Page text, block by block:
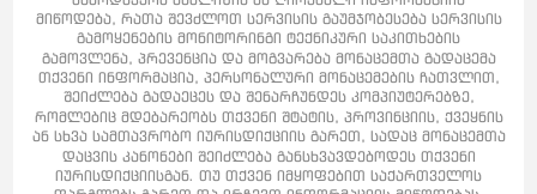
მიწოდება, რათა შევძლოთ სერვისის გაუმჯობესება სერვისის
გამოყენების მონიტორინგი ტექნიკური საკითხების
გამოვლენა, პრევენცია და მოგვარება მონაცემთა გადაცემა
თქვენი ინფორმაცია, პერსონალური მონაცემების ჩათვლით,
შეიძლება გადაეცეს და შენარჩუნდეს კომპიუტერებზე,
რომლებიც მდებარეობს თქვენი შტატის, პროვინციის, ქვეყნის
ან სხვა სამთავრობო იურისდიქციის გარეთ, სადაც მონაცემთა
დაცვის კანონები შეიძლება განსხვავდებოდეს თქვენი
იურისდიქციისგან. თუ თქვენ იმყოფებით საქართველოს